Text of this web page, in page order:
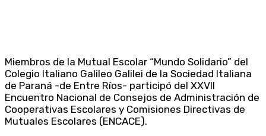
Miembros de la Mutual Escolar “Mundo Solidario” del
Colegio Italiano Galileo Galilei de la Sociedad Italiana
de Paraná -de Entre Ríos- participó del XXVII
Encuentro Nacional de Consejos de Administración de
Cooperativas Escolares y Comisiones Directivas de
Mutuales Escolares (ENCACE).